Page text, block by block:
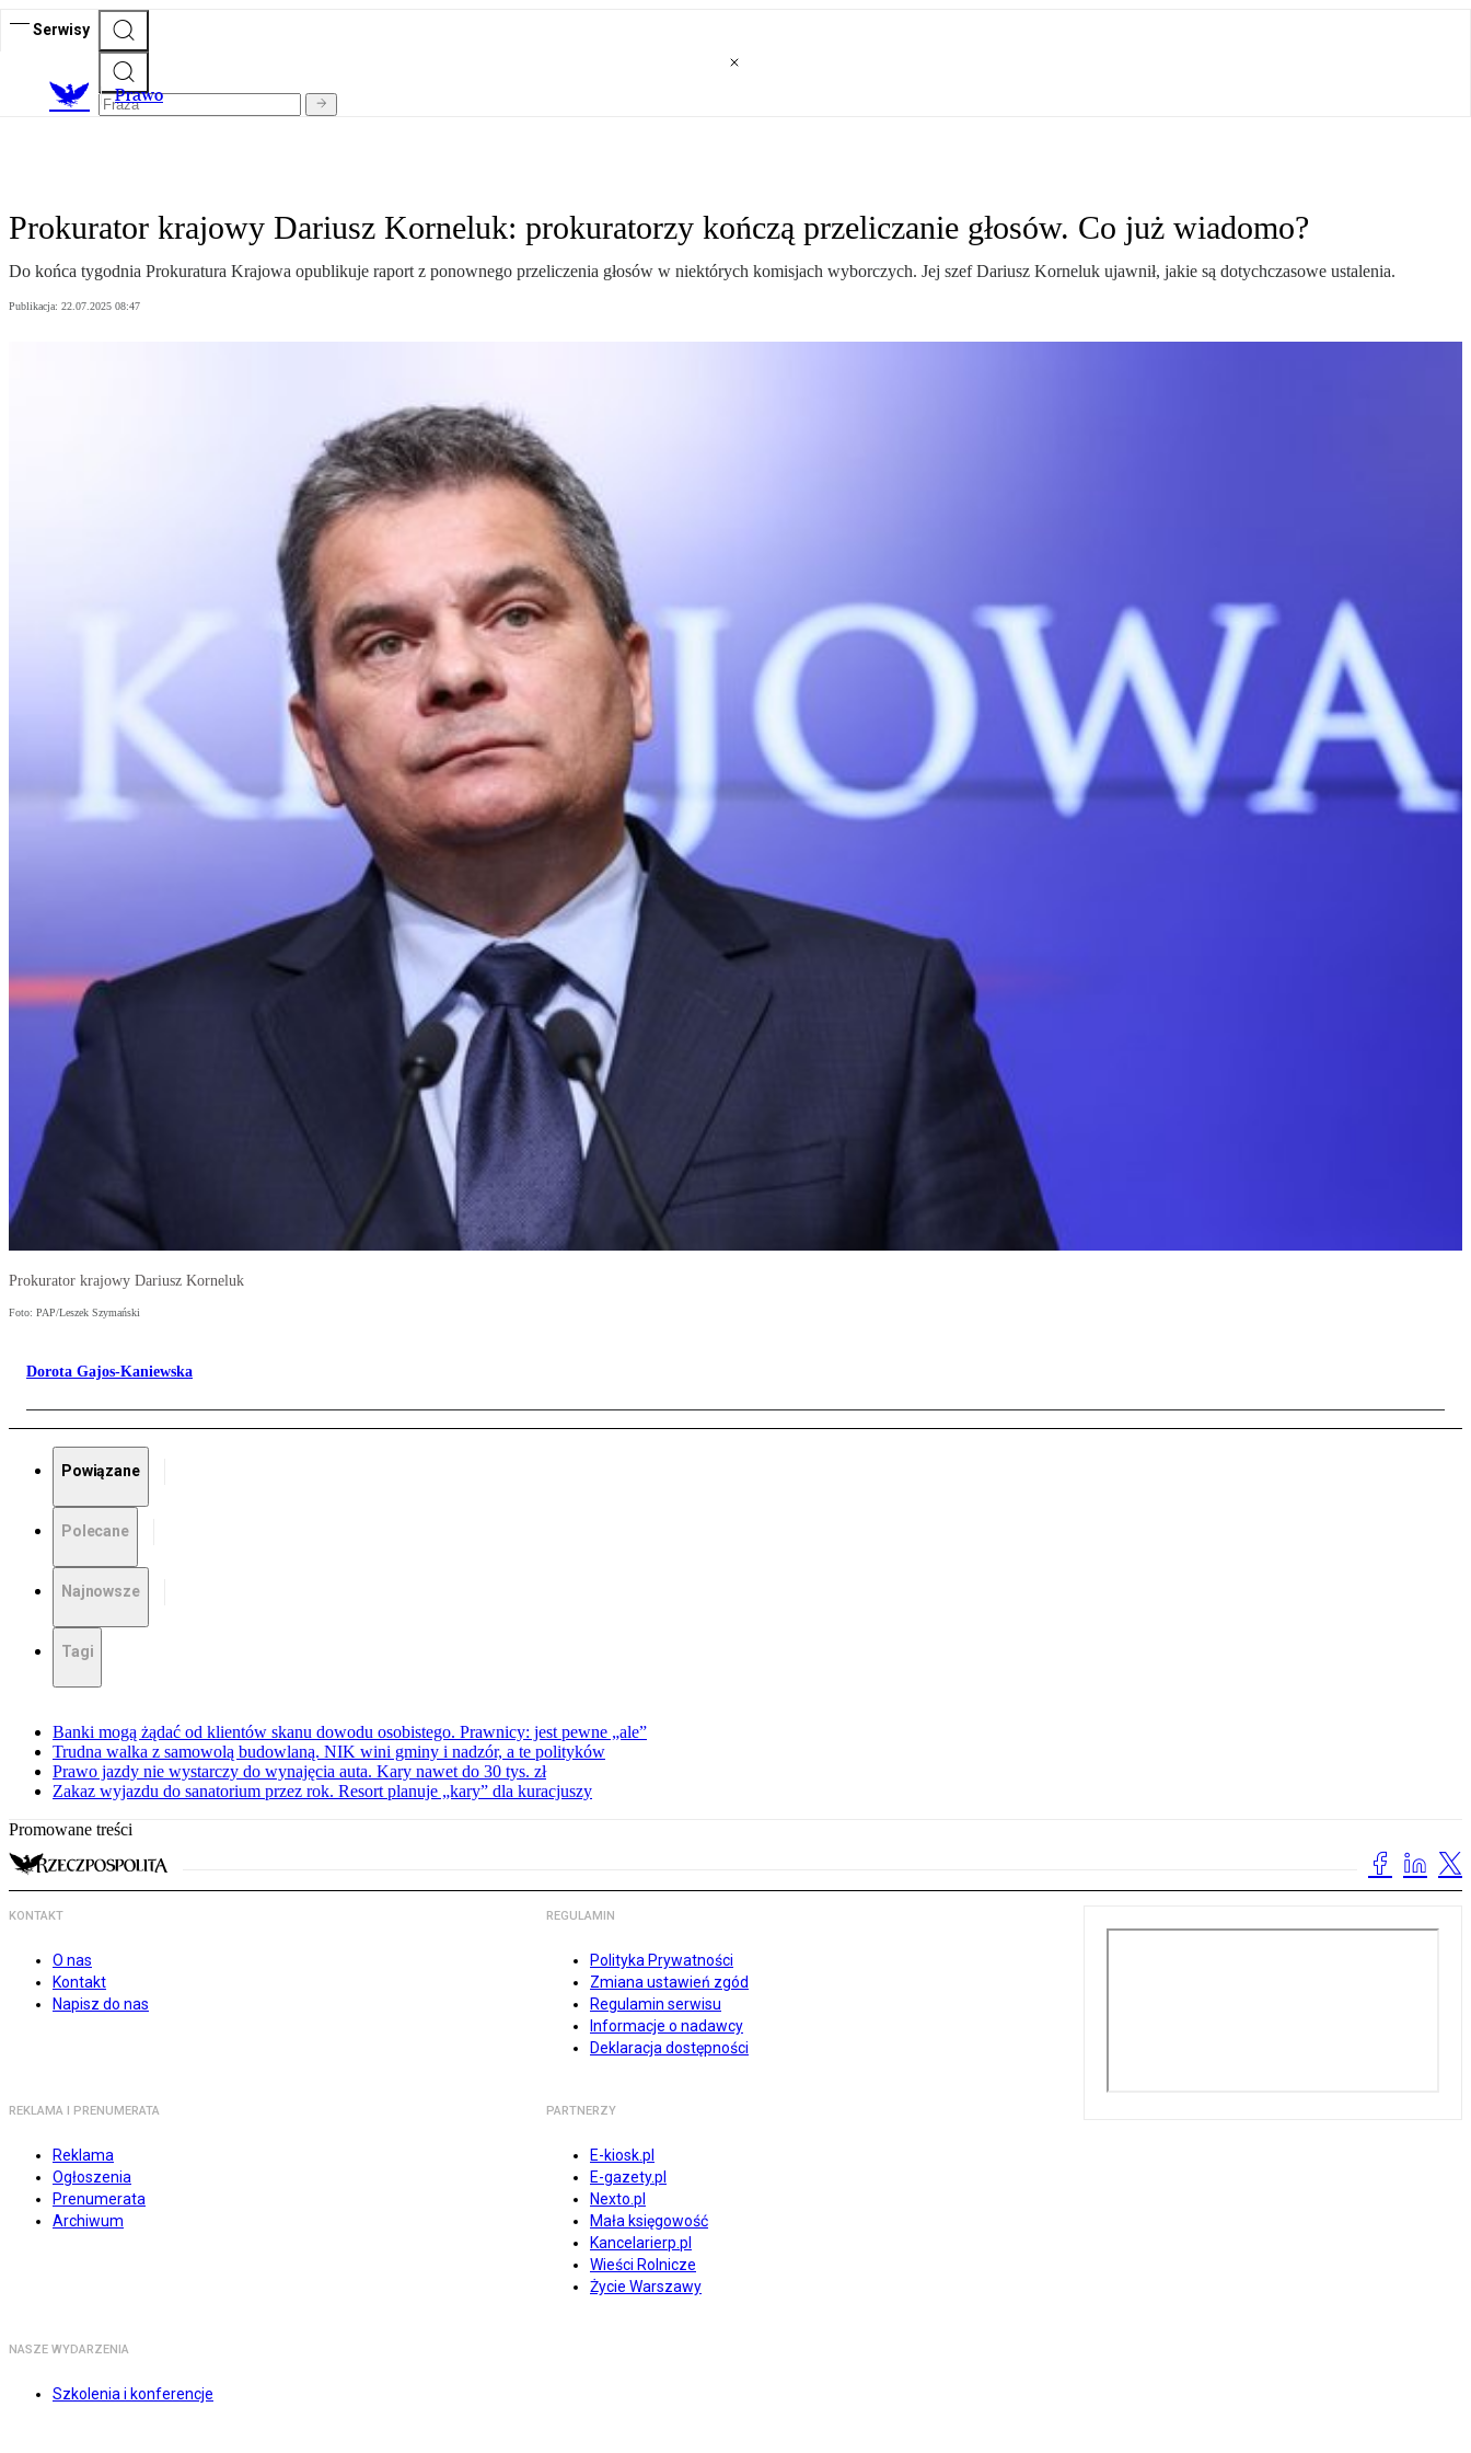
Serwisy
Prawo
Prokurator krajowy Dariusz Korneluk: prokuratorzy kończą przeliczanie głosów. Co już wiadomo?
Do końca tygodnia Prokuratura Krajowa opublikuje raport z ponownego przeliczenia głosów w niektórych komisjach wyborczych. Jej szef Dariusz Korneluk ujawnił, jakie są dotychczasowe ustalenia.
Publikacja: 22.07.2025 08:47
Prokurator krajowy Dariusz Korneluk
Foto: PAP/Leszek Szymański
Dorota Gajos-Kaniewska
Powiązane
Polecane
Najnowsze
Tagi
Banki mogą żądać od klientów skanu dowodu osobistego. Prawnicy: jest pewne „ale”
Trudna walka z samowolą budowlaną. NIK wini gminy i nadzór, a te polityków
Prawo jazdy nie wystarczy do wynajęcia auta. Kary nawet do 30 tys. zł
Zakaz wyjazdu do sanatorium przez rok. Resort planuje „kary” dla kuracjuszy
Promowane treści
KONTAKT
O nas
Kontakt
Napisz do nas
REGULAMIN
Polityka Prywatności
Zmiana ustawień zgód
Regulamin serwisu
Informacje o nadawcy
Deklaracja dostępności
REKLAMA I PRENUMERATA
Reklama
Ogłoszenia
Prenumerata
Archiwum
PARTNERZY
E-kiosk.pl
E-gazety.pl
Nexto.pl
Mała księgowość
Kancelarierp.pl
Wieści Rolnicze
Życie Warszawy
NASZE WYDARZENIA
Szkolenia i konferencje